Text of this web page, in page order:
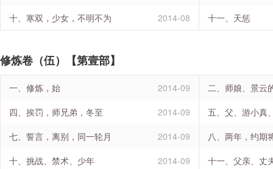
十、寒双，少女，不明不为
2014-08 十一、天惩
修炼卷（伍）【第壹部】
一、修炼，始 2014-09
二、师娘、景云
四、挨罚，师兄弟，冬至
2014-09
五、父、游小真
七、誓言，离别，同一轮月
2014-09
十、挑战、禁术、少年
2014-09
十一、父亲、丈